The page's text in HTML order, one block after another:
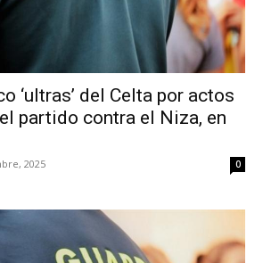
‘ultras’ del Celta por actos
partido contra el Niza, en
2025 0